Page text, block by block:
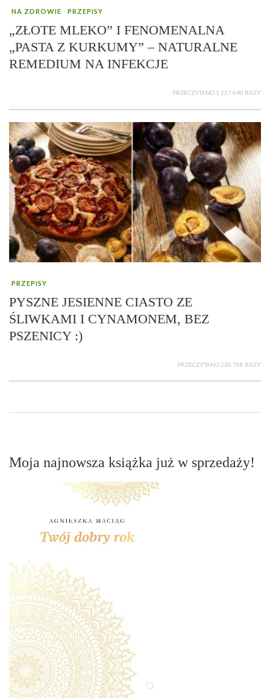
NA ZDROWIE PRZEPISY
„ZŁOTE MLEKO” I FENOMENALNA
„PASTA Z KURKUMY” – NATURALNE
REMEDIUM NA INFEKCJE
PRZECZYTANO 1 227 640 RAZY
PRZEPISY
PYSZNE JESIENNE CIASTO ZE
ŚLIWKAMI I CYNAMONEM, BEZ
PSZENICY :)
PRZECZYTANO 226 708 RAZY
Moja najnowsza książka już w sprzedaży!